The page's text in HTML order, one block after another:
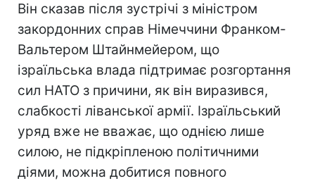
Він сказав після зустрічі з міністром
закордонних справ Німеччини Франком-
Вальтером Штайнмейером, що
ізраїльська влада підтримає розгортання
сил НАТО з причини, як він виразився,
слабкості ліванської армії. Ізраїльський
уряд вже не вважає, що однією лише
силою, не підкріпленою політичними
діями, можна добитися повного